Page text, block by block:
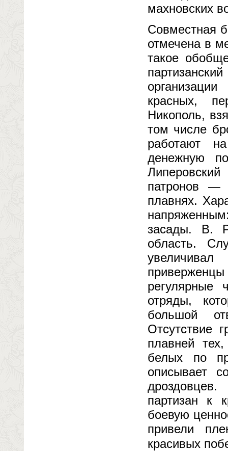
махновских
Совместная
отмечена в
такое
красных,
Никополь,
том числе
работают
денежную
патронов —
плавнях.
засады. В.
область.
регулярные
отряды,
большой
Отсутствие
плавней
белых по
описывает
партизан к
боевую
привели
красивых